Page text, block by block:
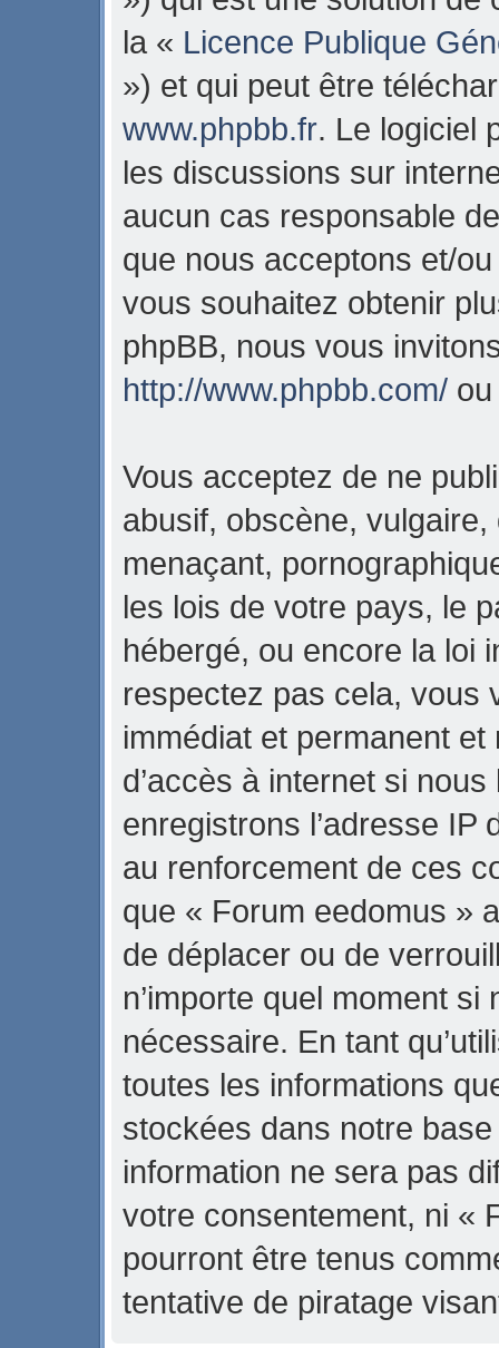
la « Licence Publique
») et qui peut être
www.phpbb.fr. Le logiciel
les discussions sur
aucun cas responsable
que nous acceptons et/
vous souhaitez obtenir
phpBB, nous vous
http://www.phpbb.com/
Vous acceptez de ne
abusif, obscène,
menaçant,
les lois de votre pays, le
hébergé, ou encore la loi
respectez pas cela, vous
immédiat et permanent
d’accès à internet si
enregistrons l’adresse IP
au renforcement de ces
que « Forum eedomus »
de déplacer ou de
n’importe quel moment
nécessaire. En tant
toutes les informations
stockées dans notre
information ne sera pas
votre consentement, ni «
pourront être tenus
tentative de piratage